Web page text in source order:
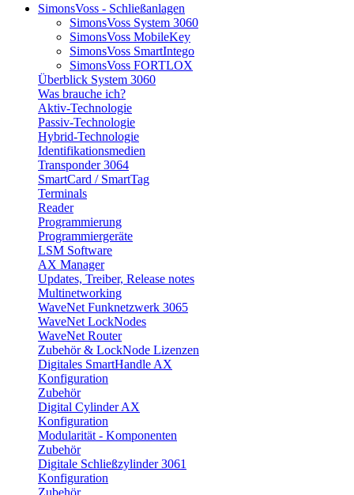
SimonsVoss - Schließanlagen
SimonsVoss System 3060
SimonsVoss MobileKey
SimonsVoss SmartIntego
SimonsVoss FORTLOX
Überblick System 3060
Was brauche ich?
Aktiv-Technologie
Passiv-Technologie
Hybrid-Technologie
Identifikationsmedien
Transponder 3064
SmartCard / SmartTag
Terminals
Reader
Programmierung
Programmiergeräte
LSM Software
AX Manager
Updates, Treiber, Release notes
Multinetworking
WaveNet Funknetzwerk 3065
WaveNet LockNodes
WaveNet Router
Zubehör & LockNode Lizenzen
Digitales SmartHandle AX
Konfiguration
Zubehör
Digital Cylinder AX
Konfiguration
Modularität - Komponenten
Zubehör
Digitale Schließzylinder 3061
Konfiguration
Zubehör